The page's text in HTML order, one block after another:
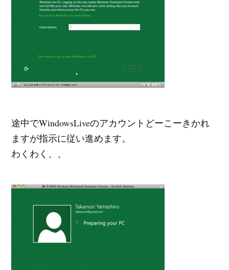
途中でWindowsLiveのアカウントどーこーきかれ
ますが指示に従い進めます。
わくわく、、